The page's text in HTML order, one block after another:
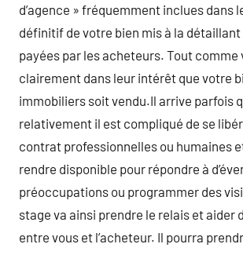
d’agence » fréquemment inclues dans
définitif de votre bien mis à la
payées par les acheteurs. Tout comme
clairement dans leur intérêt que votre
immobiliers soit vendu.Il arrive parfois
relativement il est compliqué de se
contrat professionnelles ou humaines
rendre disponible pour répondre à
préoccupations ou programmer des
stage va ainsi prendre le relais et aider
entre vous et l’acheteur. Il pourra